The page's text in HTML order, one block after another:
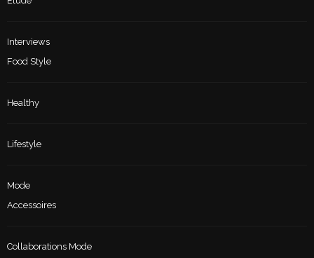
Interviews
Food Style
Healthy
Lifestyle
Mode
Accessoires
Collaborations Mode